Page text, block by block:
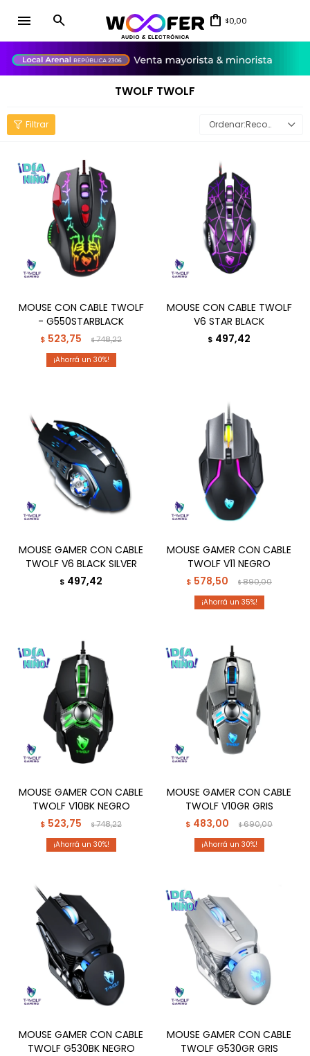
menu $0,00
TWOLF TWOLF
Recomendados
MOUSE CON CABLE TWOLF
- G550STARBLACK
$ 523,75 $748,22
30
MOUSE CON CABLE TWOLF
V6 STAR BLACK
$ 497,42
MOUSE GAMER CON CABLE
TWOLF V6 BLACK SILVER
$ 497,42
MOUSE GAMER CON CABLE
TWOLF V11 NEGRO
$ 578,50 $890,00
35
MOUSE GAMER CON CABLE
TWOLF V10BK NEGRO
$ 523,75 $748,22
30
MOUSE GAMER CON CABLE
TWOLF V10GR GRIS
$ 483,00 $690,00
30
MOUSE GAMER CON CABLE
TWOLF G530BK NEGRO
MOUSE GAMER CON CABLE
TWOLF G530GR GRIS
close